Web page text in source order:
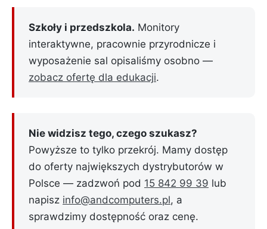
Szkoły i przedszkola. Monitory
interaktywne, pracownie przyrodnicze i
wyposażenie sal opisaliśmy osobno —
zobacz ofertę dla edukacji.
Nie widzisz tego, czego szukasz?
Powyższe to tylko przekrój. Mamy dostęp
do oferty największych dystrybutorów w
Polsce — zadzwoń pod 15 842 99 39 lub
napisz info@andcomputers.pl, a
sprawdzimy dostępność oraz cenę.